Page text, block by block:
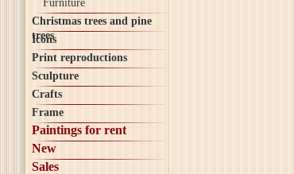
Furniture
Christmas trees and pine
trees
Icons
Print reproductions
Sculpture
Crafts
Frame
Paintings for rent
New
Sales